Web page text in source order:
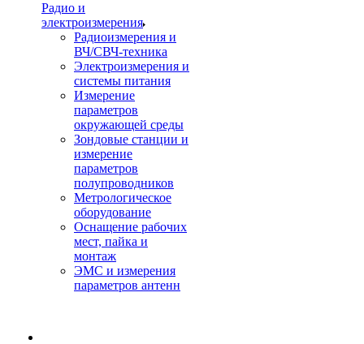
Радио и
электроизмерения
Радиоизмерения и
ВЧ/СВЧ-техника
Электроизмерения и
системы питания
Измерение
параметров
окружающей среды
Зондовые станции и
измерение
параметров
полупроводников
Метрологическое
оборудование
Оснащение рабочих
мест, пайка и
монтаж
ЭМС и измерения
параметров антенн